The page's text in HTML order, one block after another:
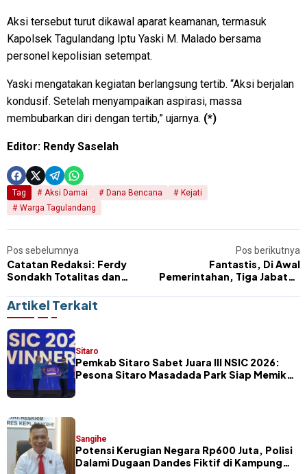
Aksi tersebut turut dikawal aparat keamanan, termasuk
Kapolsek Tagulandang Iptu Yaski M. Malado bersama
personel kepolisian setempat.
Yaski mengatakan kegiatan berlangsung tertib. “Aksi berjalan
kondusif. Setelah menyampaikan aspirasi, massa
membubarkan diri dengan tertib,” ujarnya. (*)
Editor: Rendy Saselah
Tag Aksi Damai Dana Bencana
Kejati
Warga Tagulandang
Pos sebelumnya
Catatan Redaksi: Ferdy
Sondakh Totalitas dan
Pos berikutnya
Fantastis, Di Awal
Pemerintahan, Tiga Jabatan
Bupati Sitaro
Artikel Terkait
Sitaro
Pemkab Sitaro Sabet Juara III NSIC 2026:
Pesona Sitaro Masadada Park Siap Memikat
Sangihe
Potensi Kerugian Negara Rp600 Juta, Polisi
Dalami Dugaan Dandes Fiktif di Kampung